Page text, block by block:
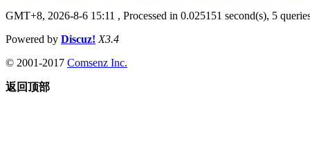
GMT+8, 2026-8-6 15:11 , Processed in 0.025151 second(s), 5
Powered by Discuz! X3.4
© 2001-2017 Comsenz Inc.
返回顶部